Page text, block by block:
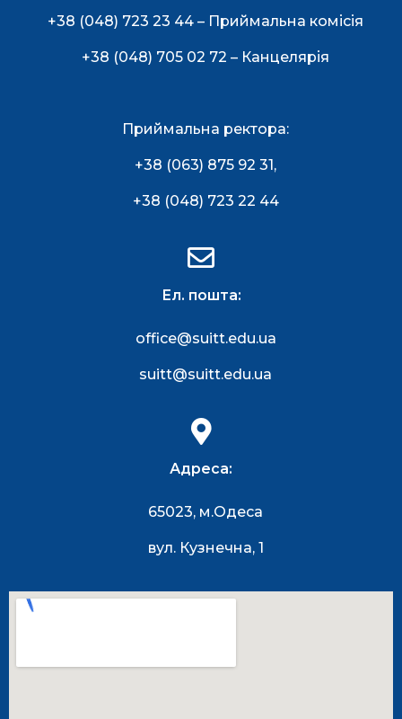
+38 (048) 723 23 44 – Приймальна комісія
+38 (048) 705 02 72 – Канцелярія
Приймальна ректора:
+38 (063) 875 92 31,
+38 (048) 723 22 44
Ел. пошта:
office@suitt.edu.ua
suitt@suitt.edu.ua
Адреса:
65023, м.Одеса
вул. Кузнечна, 1